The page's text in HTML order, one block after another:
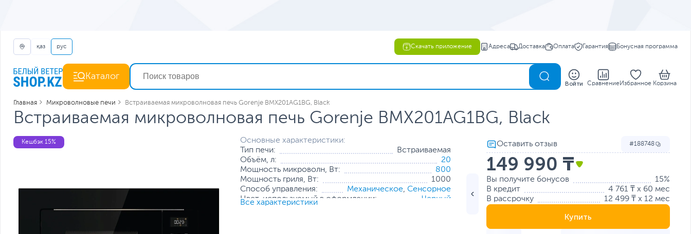
қаз рус Скачать приложение Адреса Доставка Оплата Гарантия Бонусная программа
Каталог
Войти Сравнение Избранное Корзина
Главная Микроволновые печи Встраиваемая микроволновая печь Gorenje BMX201AG1BG, Black
Встраиваемая микроволновая печь Gorenje BMX201AG1BG, Black
Кешбэк 15%
Основные характеристики:
Тип печи:
Встраиваемая
Объём, л:
20
Мощность микроволн, Вт:
800
Мощность гриля, Вт:
1000
Способ управления:
Механическое,Сенсорное
Цвет, используемый в оформлении:
Черный
Все характеристики
188748
149 990 ₸
Вы получите бонусов
15%
В кредит
4 761 ₸ x 60 мес
В рассрочку
12 499 ₸ x 12 мес
Купить